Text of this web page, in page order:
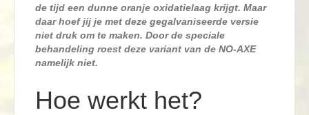
de tijd een dunne oranje oxidatielaag krijgt. Maar
daar hoef jij je met deze gegalvaniseerde versie
niet druk om te maken. Door de speciale
behandeling roest deze variant van de NO-AXE
namelijk niet.
Hoe werkt het?